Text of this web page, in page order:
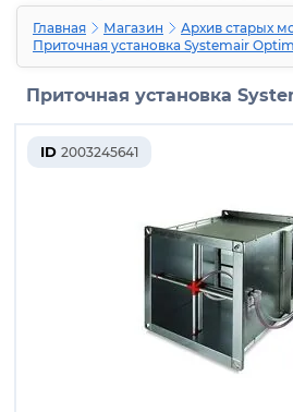
Главная Магазин
Архив старых
Приточная установка Systemair
Приточная установка
ID 2003245641